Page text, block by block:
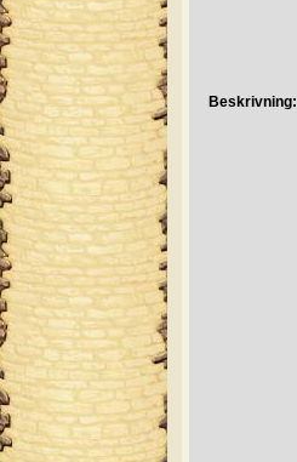
Beskrivning: